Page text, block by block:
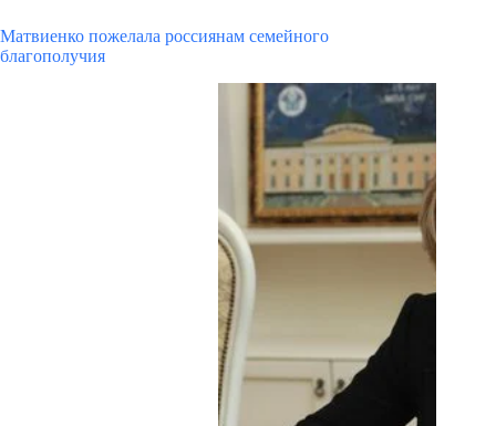
Матвиенко пожелала россиянам семейного
благополучия